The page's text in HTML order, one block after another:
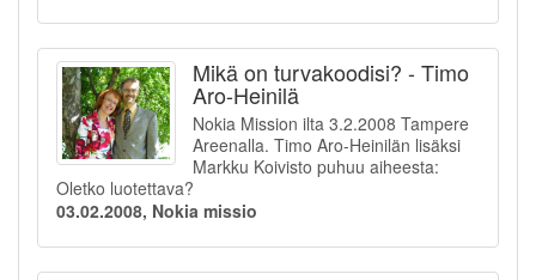
Mikä on turvakoodisi? - Timo
Aro-Heinilä
Nokia Mission ilta 3.2.2008 Tampere
Areenalla. Timo Aro-Heinilän lisäksi
Markku Koivisto puhuu aiheesta:
Oletko luotettava?
03.02.2008, Nokia missio